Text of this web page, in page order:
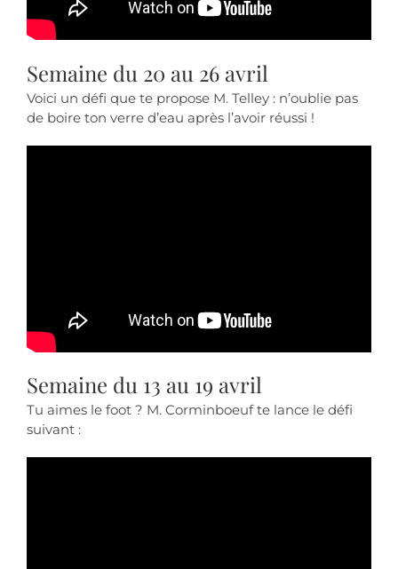
Semaine du 20 au 26 avril
Voici un défi que te propose M. Telley : n’oublie pas
de boire ton verre d’eau après l’avoir réussi !
Semaine du 13 au 19 avril
Tu aimes le foot ? M. Corminboeuf te lance le défi
suivant :